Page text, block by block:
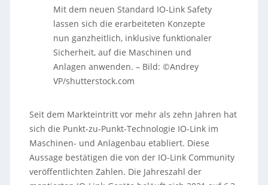
Mit dem neuen Standard IO-Link Safety
lassen sich die erarbeiteten Konzepte
nun ganzheitlich, inklusive funktionaler
Sicherheit, auf die Maschinen und
Anlagen anwenden.– Bild: ©Andrey
VP/shutterstock.com
Seit dem Markteintritt vor mehr als zehn Jahren hat
sich die Punkt-zu-Punkt-Technologie IO-Link im
Maschinen- und Anlagenbau etabliert. Diese
Aussage bestätigen die von der IO-Link Community
veröffentlichten Zahlen. Die Jahreszahl der